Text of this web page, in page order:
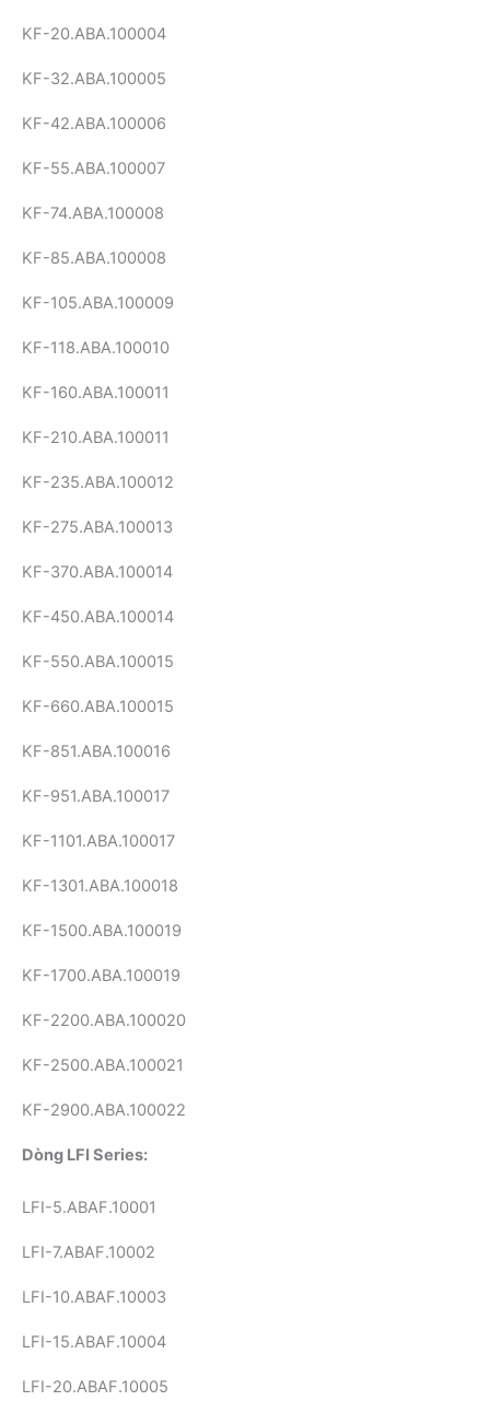
KF-20.ABA.100004
KF-32.ABA.100005
KF-42.ABA.100006
KF-55.ABA.100007
KF-74.ABA.100008
KF-85.ABA.100008
KF-105.ABA.100009
KF-118.ABA.100010
KF-160.ABA.100011
KF-210.ABA.100011
KF-235.ABA.100012
KF-275.ABA.100013
KF-370.ABA.100014
KF-450.ABA.100014
KF-550.ABA.100015
KF-660.ABA.100015
KF-851.ABA.100016
KF-951.ABA.100017
KF-1101.ABA.100017
KF-1301.ABA.100018
KF-1500.ABA.100019
KF-1700.ABA.100019
KF-2200.ABA.100020
KF-2500.ABA.100021
KF-2900.ABA.100022
Dòng LFI Series:
LFI-5.ABAF.10001
LFI-7.ABAF.10002
LFI-10.ABAF.10003
LFI-15.ABAF.10004
LFI-20.ABAF.10005